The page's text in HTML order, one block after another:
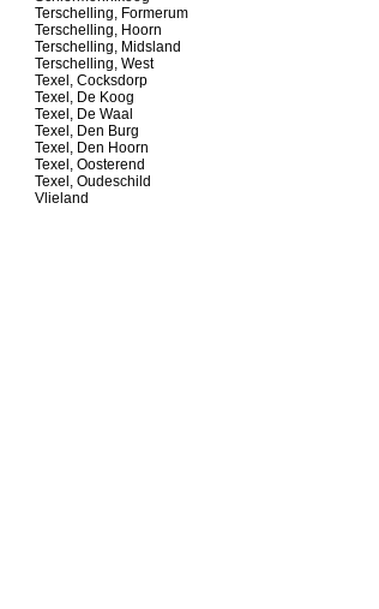
Terschelling, Formerum
Terschelling, Hoorn
Terschelling, Midsland
Terschelling, West
Texel, Cocksdorp
Texel, De Koog
Texel, De Waal
Texel, Den Burg
Texel, Den Hoorn
Texel, Oosterend
Texel, Oudeschild
Vlieland